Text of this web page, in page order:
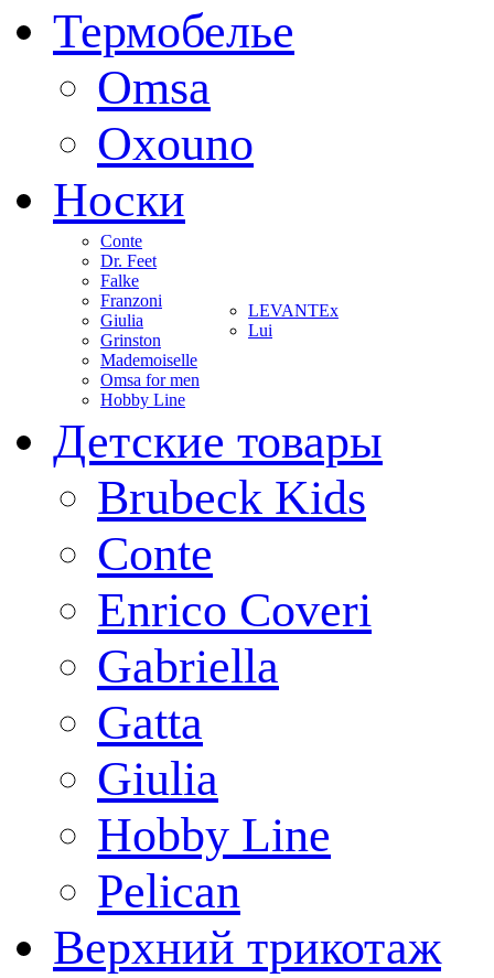
Термобелье
Omsa
Oxouno
Носки
Conte
Dr. Feet
Falke
Franzoni
Giulia
Grinston
Mademoiselle
Omsa for men
Hobby Line
LEVANTEx
Lui
Детские товары
Brubeck Kids
Conte
Enrico Coveri
Gabriella
Gatta
Giulia
Hobby Line
Pelican
Верхний трикотаж